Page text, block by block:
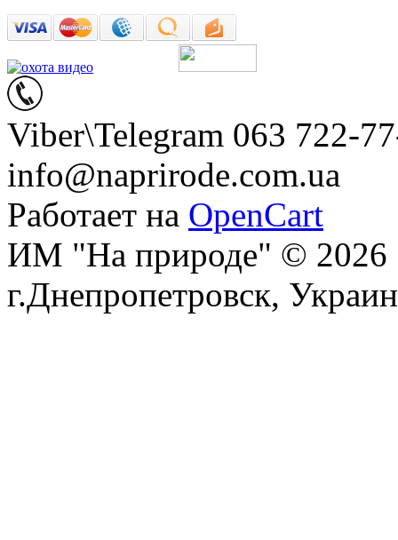
Viber\Telegram 063 722-
info@naprirode.com.ua
Работает на OpenCart
ИМ "На природе" © 2026
г.Днепропетровск,